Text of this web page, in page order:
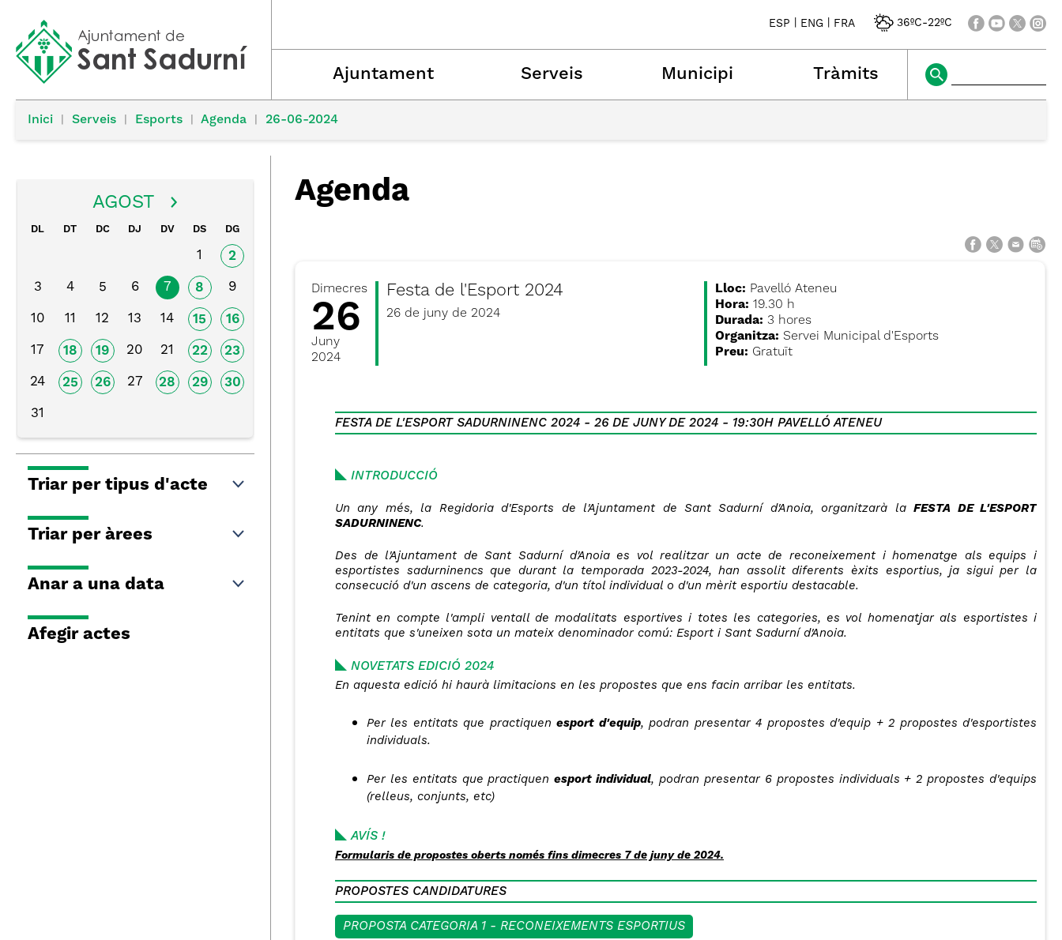
ESP ENG FRA 36ºC-22ºC
Ajuntament Serveis Municipi Tràmits
Inici Serveis Esports Agenda 26-06-2024
AGOST
DL DT DC DJ DV DS DG
1 2
3 4 5 6 7 8 9
10 11 12 13 14 15 16
17 18 19 20 21 22 23
24 25 26 27 28 29 30
31
Triar per tipus d'acte
Triar per àrees
Anar a una data
Afegir actes
Agenda
Dimecres
26
Juny
2024
Festa de l'Esport 2024
26 de juny de 2024
Lloc: Pavelló Ateneu
Hora: 19.30 h
Durada: 3 hores
Organitza: Servei Municipal d'Esports
Preu: Gratuït
FESTA DE L'ESPORT SADURNINENC 2024 - 26 DE JUNY DE 2024 - 19:30H PAVELLÓ ATENEU
INTRODUCCIÓ
Un any més, la Regidoria d'Esports de l'Ajuntament de Sant Sadurní d'Anoia, organitzarà laFESTA DE L'ESPORT
SADURNINENC.
Des de l'Ajuntament de Sant Sadurní d'Anoia es vol realitzar un acte de reconeixement i homenatge als equips i
esportistes sadurninencs que durant la temporada 2023-2024, han assolit diferents èxits esportius, ja sigui per la
consecució d'un ascens de categoria, d'un títol individual o d'un mèrit esportiu destacable.
Tenint en compte l'ampli ventall de modalitats esportives i totes les categories, es vol homenatjar als esportistes i
entitats que s'uneixen sota un mateix denominador comú: Esport i Sant Sadurní d'Anoia.
NOVETATS EDICIÓ 2024
En aquesta edició hi haurà limitacions en les propostes que ens facin arribar les entitats.
Per les entitats que practiquenesport d'equip, podran presentar 4 propostes d'equip + 2 propostes d'esportistes
individuals.
Per les entitats que practiquenesport individual, podran presentar 6 propostes individuals + 2 propostes d'equips
(relleus, conjunts, etc)
AVÍS !
Formularis de propostes oberts només fins dimecres 7 de juny de 2024.
PROPOSTES CANDIDATURES
PROPOSTA CATEGORIA 1 - RECONEIXEMENTS ESPORTIUS